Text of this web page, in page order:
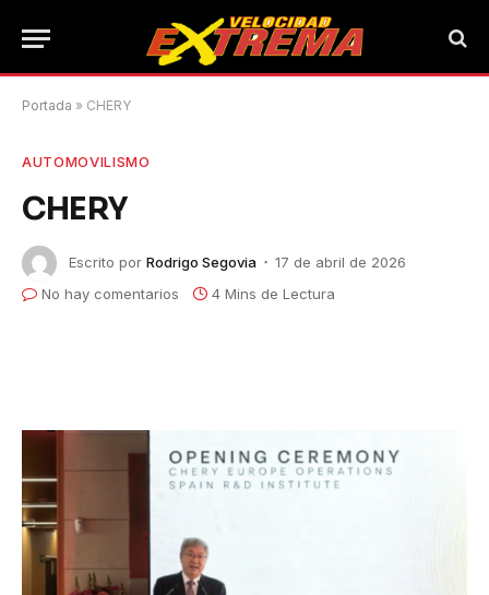
Portada » CHERY
AUTOMOVILISMO
CHERY
Escrito por Rodrigo Segovia
17 de abril de 2026
No hay comentarios
4 Mins de Lectura